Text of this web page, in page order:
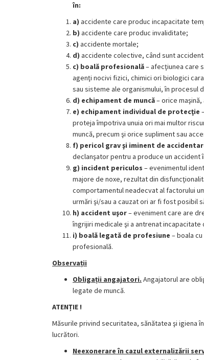
în:
a) accidente care produc incapacitate
b) accidente care produc invaliditate;
c) accidente mortale;
d) accidente colective, când sunt
c) boală profesională– afecţiunea care
agenţi nocivi fizici, chimici ori biologici
sau sisteme ale organismului, în procesul
d) echipament de muncă– orice
e) echipament individual de protecţie
proteja împotriva unuia ori mai multor
muncă, precum şi orice supliment sau
f) pericol grav şi iminent de
declanşator pentru a produce un accident
g) incident periculos – evenimentul
majore de noxe, rezultat din
comportamentul neadecvat al factorului
urmări şi/sau a cauzat ori ar fi fost posibil
h) accident uşor– eveniment care are
îngrijiri medicale şi a antrenat incapacitate
i) boală legată de profesiune – boala
profesională.
Observații
Obligații angajatori. Angajatorul are
legate de muncă.
ATENȚIE !
Măsurile privind securitatea, sănătatea şi igiena
lucrători.
Neexonerare în cazul externalizării